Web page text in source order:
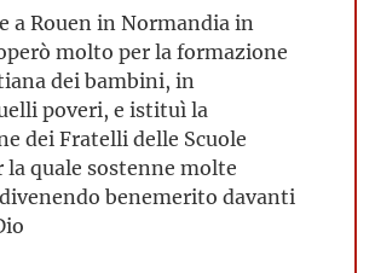
a Rouen in Normandia in
molto per la formazione
dei bambini, in
poveri, e istituì la
dei Fratelli delle Scuole
la quale sostenne molte
benemerito davanti